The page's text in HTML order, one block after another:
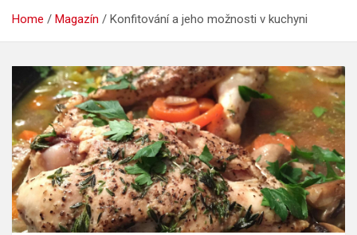
Home Magazín Konfitování a jeho možnosti v kuchyni